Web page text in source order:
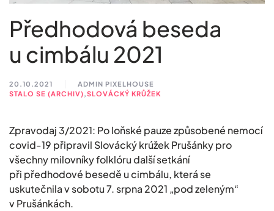
Předhodová beseda
u cimbálu 2021
20.10.2021
ADMIN PIXELHOUSE
STALO SE (ARCHIV),SLOVÁCKÝ KRŮŽEK
Zpravodaj 3/2021: Po loňské pauze způsobené nemocí
covid-19 připravil Slovácký krúžek Prušánky pro
všechny milovníky folklóru další setkání
při předhodové besedě u cimbálu, která se
uskutečnila v sobotu 7. srpna 2021 „pod zeleným“
v Prušánkách.